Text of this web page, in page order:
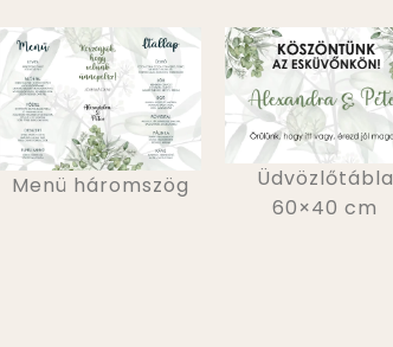
Menü háromszög
Üdvözlőtábla
60×40 cm